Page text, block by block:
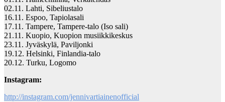
02.11. Lahti, Sibeliustalo
16.11. Espoo, Tapiolasali
17.11. Tampere, Tampere-talo (Iso sali)
21.11. Kuopio, Kuopion musiikkikeskus
23.11. Jyväskylä, Paviljonki
19.12. Helsinki, Finlandia-talo
20.12. Turku, Logomo
Instagram:
http://instagram.com/jennivartiainenofficial